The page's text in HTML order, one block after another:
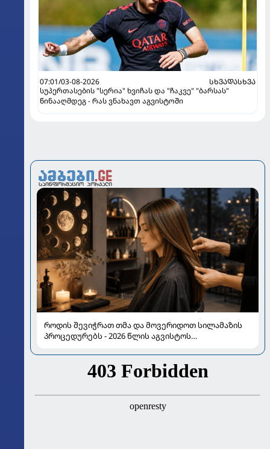
07:01/03-08-2026
ᲡᲮᲕᲐᲓᲐᲡᲮᲕᲐ
სუპერთასების "სერია" ხვიჩას და "ჩაკვე" "ბარსას"
წინააღმდეგ - რას ვნახავთ აგვისტოში
როდის შევიჭრათ თმა და მოვერიდოთ სილამაზის
პროცედურებს - 2026 წლის აგვისტოს